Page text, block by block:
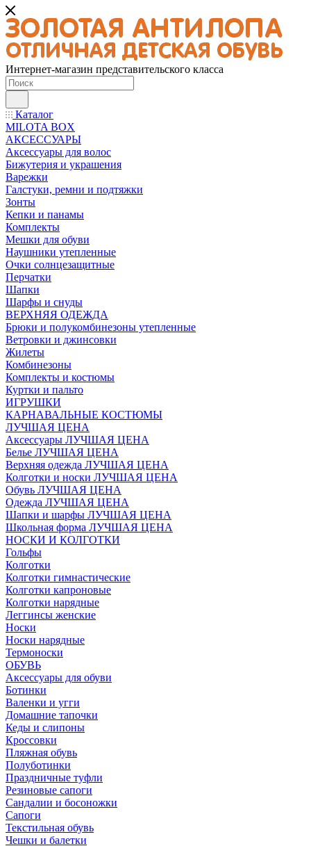
Интернет-магазин представительского класса
Каталог
MILOTA BOX
АКСЕССУАРЫ
Аксессуары для волос
Бижутерия и украшения
Варежки
Галстуки, ремни и подтяжки
Зонты
Кепки и панамы
Комплекты
Мешки для обуви
Наушники утепленные
Очки солнцезащитные
Перчатки
Шапки
Шарфы и снуды
ВЕРХНЯЯ ОДЕЖДА
Брюки и полукомбинезоны утепленные
Ветровки и джинсовки
Жилеты
Комбинезоны
Комплекты и костюмы
Куртки и пальто
ИГРУШКИ
КАРНАВАЛЬНЫЕ КОСТЮМЫ
ЛУЧШАЯ ЦЕНА
Аксессуары ЛУЧШАЯ ЦЕНА
Белье ЛУЧШАЯ ЦЕНА
Верхняя одежда ЛУЧШАЯ ЦЕНА
Колготки и носки ЛУЧШАЯ ЦЕНА
Обувь ЛУЧШАЯ ЦЕНА
Одежда ЛУЧШАЯ ЦЕНА
Шапки и шарфы ЛУЧШАЯ ЦЕНА
Школьная форма ЛУЧШАЯ ЦЕНА
НОСКИ И КОЛГОТКИ
Гольфы
Колготки
Колготки гимнастические
Колготки капроновые
Колготки нарядные
Леггинсы женские
Носки
Носки нарядные
Термоноски
ОБУВЬ
Аксессуары для обуви
Ботинки
Валенки и угги
Домашние тапочки
Кеды и слипоны
Кроссовки
Пляжная обувь
Полуботинки
Праздничные туфли
Резиновые сапоги
Сандалии и босоножки
Сапоги
Текстильная обувь
Чешки и балетки